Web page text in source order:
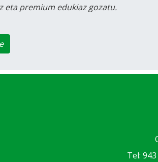
eta premium edukiaz gozatu.
Tel: